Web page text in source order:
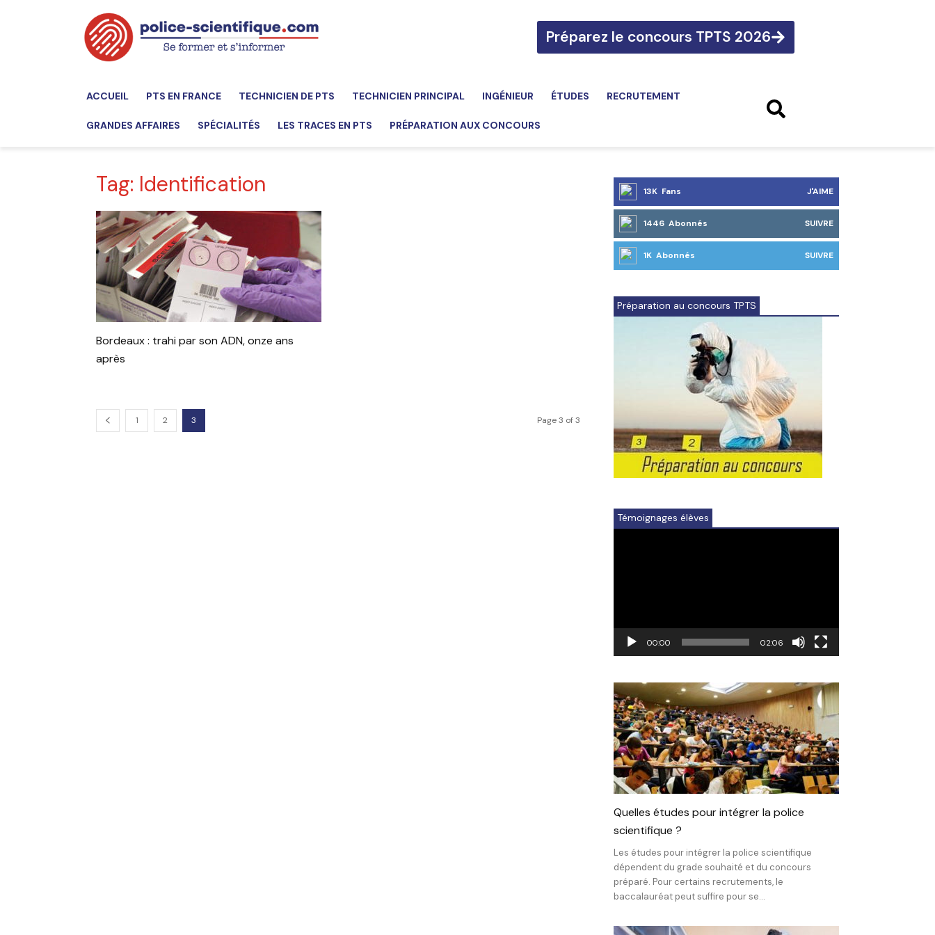
Préparez le concours TPTS 2026
ACCUEIL PTS EN FRANCE TECHNICIEN DE PTS TECHNICIEN PRINCIPAL INGÉNIEUR ÉTUDES RECRUTEMENT
GRANDES AFFAIRES SPÉCIALITÉS LES TRACES EN PTS PRÉPARATION AUX CONCOURS
Tag: Identification
Bordeaux : trahi par son ADN, onze ans
après
1 2 3 Page 3 of 3
13K Fans J'AIME
1446 Abonnés SUIVRE
1K Abonnés SUIVRE
Préparation au concours TPTS
Témoignages élèves
00:00 02:06
Quelles études pour intégrer la police
scientifique ?
Les études pour intégrer la police scientifique
dépendent du grade souhaité et du concours
préparé. Pour certains recrutements, le
baccalauréat peut suffire pour se...